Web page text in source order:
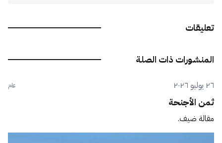
تعليقات
المنشورات ذات الصلة
٢٦ يوليو ٢٠٢٦ عام
ثمن الأجنحة
مقالة ضيف.